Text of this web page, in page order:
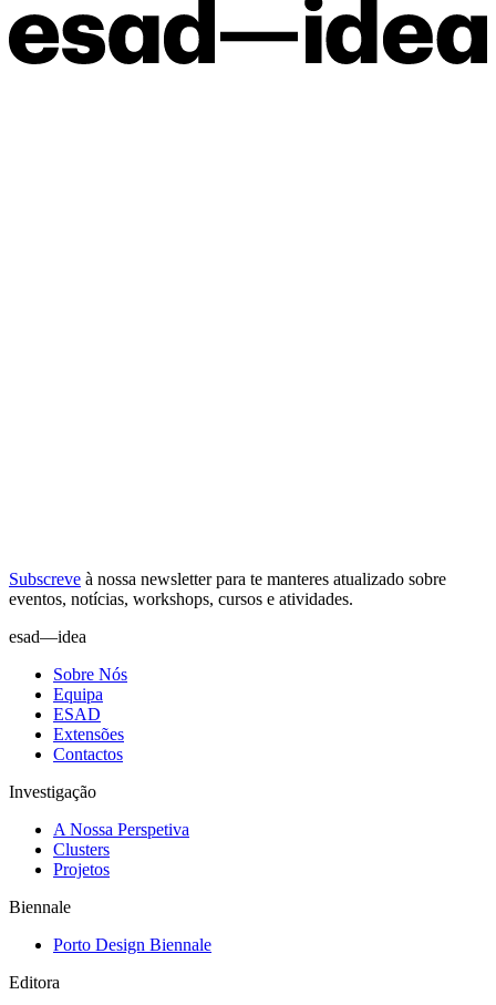
Subscreve à nossa newsletterpara te manteres atualizado sobre
eventos, notícias, workshops, cursos e atividades.
esad—idea
Sobre Nós
Equipa
ESAD
Extensões
Contactos
Investigação
A Nossa Perspetiva
Clusters
Projetos
Biennale
Porto Design Biennale
Editora